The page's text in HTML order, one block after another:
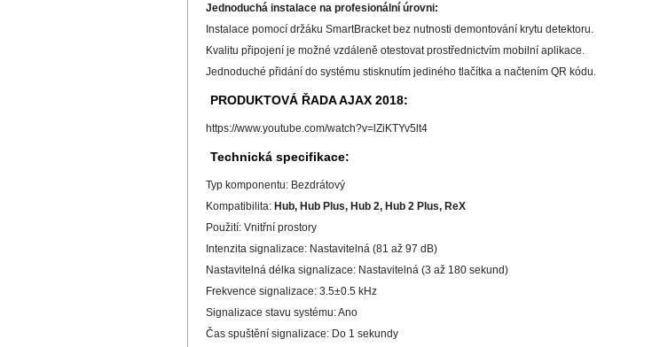
Jednoduchá instalace na profesionální úrovni:
Instalace pomocí držáku SmartBracket bez nutnosti demontování krytu detektoru.
Kvalitu připojení je možné vzdáleně otestovat prostřednictvím mobilní aplikace.
Jednoduché přidání do systému stisknutím jediného tlačítka a načtením QR kódu.
PRODUKTOVÁ ŘADA AJAX 2018:
https://www.youtube.com/watch?v=lZiKTYv5lt4
Technická specifikace:
Typ komponentu: Bezdrátový
Kompatibilita: Hub, Hub Plus, Hub 2, Hub 2 Plus, ReX
Použití: Vnitřní prostory
Intenzita signalizace: Nastavitelná (81 až 97 dB)
Nastavitelná délka signalizace: Nastavitelná (3 až 180 sekund)
Frekvence signalizace: 3.5±0.5 kHz
Signalizace stavu systému: Ano
Čas spuštění signalizace: Do 1 sekundy